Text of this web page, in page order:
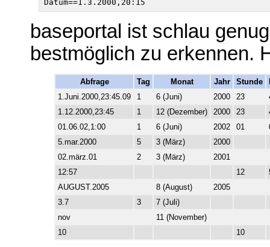
baseportal ist schlau
bestmöglich zu erkennen.
Abfrage Tag Monat Jahr Stunde
1.Juni.2000,23:45.09
1 6 (Juni) 2000 23
1.12.2000,23:45
1 12 (Dezember) 2000 23
01.06.02,1:00
1 6 (Juni) 2002 01
5.mar.2000
5 3 (März)
2000
02.märz.01
2 3 (März)
2001
12:57
12
AUGUST.2005
8 (August)
2005
3.7
3
7 (Juli)
nov
11 (November)
10
10